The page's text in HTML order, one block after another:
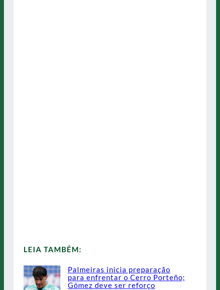
LEIA TAMBÉM:
Palmeiras inicia preparação
para enfrentar o Cerro Porteño;
Gómez deve ser reforço